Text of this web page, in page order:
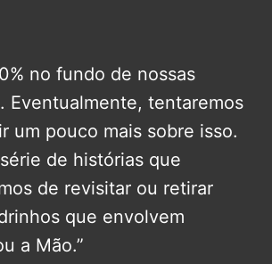
no fundo de nossas
Eventualmente, tentaremos
um pouco mais sobre isso.
de histórias que
de revisitar ou retirar
que envolvem
a Mão.”